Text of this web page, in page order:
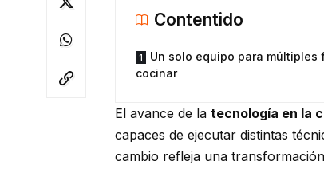
Contentido
Un solo equipo para múltiples
cocinar
El avance de la tecnología en la
capaces de ejecutar distintas
cambio refleja una